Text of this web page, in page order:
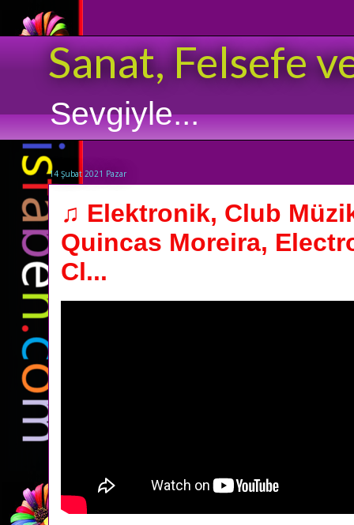
Sanat, Felsefe
Sevgiyle...
14 Şubat 2021 Pazar
♫ Elektronik, Club
Quincas Moreira,
Cl...